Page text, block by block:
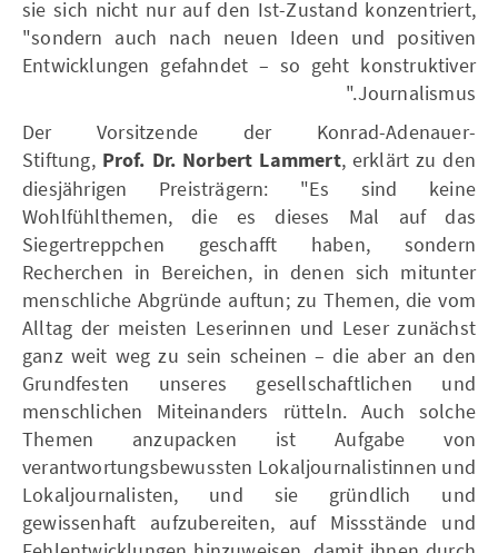
sie sich nicht nur auf den Ist-Zustand konzentriert,
"sondern auch nach neuen Ideen und positiven
Entwicklungen gefahndet – so geht konstruktiver
Journalismus."
Der Vorsitzende der Konrad-Adenauer-
Stiftung, Prof. Dr. Norbert Lammert, erklärt zu den
diesjährigen Preisträgern: "Es sind keine
Wohlfühlthemen, die es dieses Mal auf das
Siegertreppchen geschafft haben, sondern
Recherchen in Bereichen, in denen sich mitunter
menschliche Abgründe auftun; zu Themen, die vom
Alltag der meisten Leserinnen und Leser zunächst
ganz weit weg zu sein scheinen – die aber an den
Grundfesten unseres gesellschaftlichen und
menschlichen Miteinanders rütteln. Auch solche
Themen anzupacken ist Aufgabe von
verantwortungsbewussten Lokaljournalistinnen und
Lokaljournalisten, und sie gründlich und
gewissenhaft aufzubereiten, auf Missstände und